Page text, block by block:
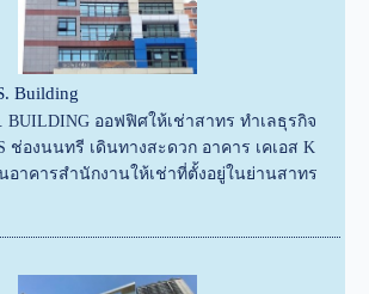
Building
BUILDING ออฟฟิศให้เช่าสาทร ทำเลธุรกิจ
ช่องนนทรี เดินทางสะดวก อาคาร เคเอส K
อาคารสำนักงานให้เช่าที่ตั้งอยู่ในย่านสาทร